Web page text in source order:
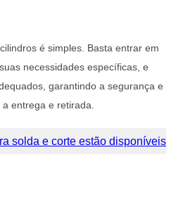
é simples. Basta entrar em
necessidades específicas, e
garantindo a segurança e
entrega e retirada.
solda e corte estão disponíveis